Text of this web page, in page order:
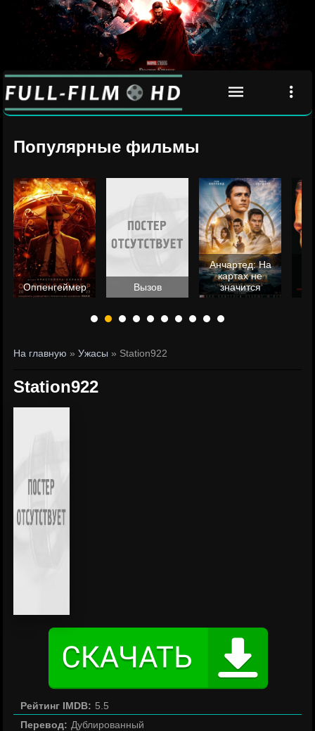
Популярные фильмы
Оппенгеймер Вызов
Анчартед: На
картах не
значится
На главную »Ужасы » Station922
Station922
Рейтинг IMDB: 5.5
Перевод: Дублированный